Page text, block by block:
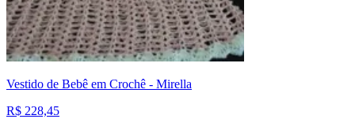
Vestido de Bebê em Crochê - Mirella
R$ 228,45